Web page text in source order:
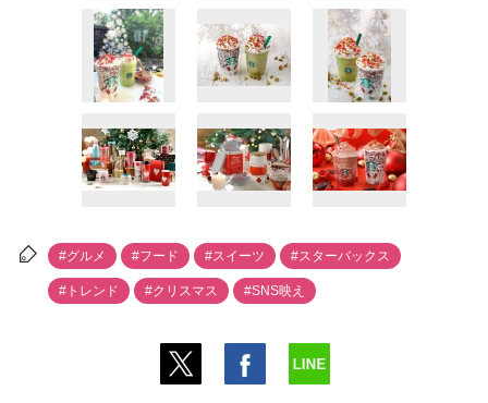
#グルメ #フード #スイーツ #スターバックス
#トレンド #クリスマス #SNS映え